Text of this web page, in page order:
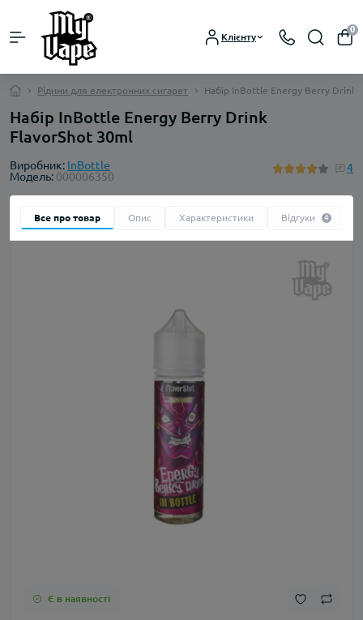
Клієнту
0
Рідини для електронних сигарет Набір InBottle Energy Berry Drink
Набір InBottle Energy Berry Drink
FlavorShot 30ml
Виробник: InBottle
Модель: 000006350
4
Все про товар Опис Характеристики Відгуки 4
Є в наявності